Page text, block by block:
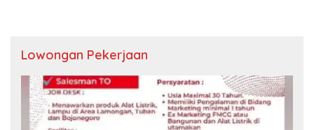
Lowongan Pekerjaan